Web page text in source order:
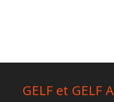
GELF et GELF A